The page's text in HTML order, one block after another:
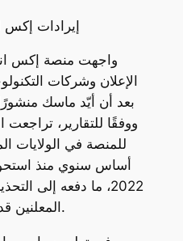
إيرادات إكس
واجهت منصة إكس
الإعلان وشركات
بعد أن أيّد ماسك
ووفقًا للتقارير، تراجعت
أساس سنوي منذ
2022، ما دفعه إلى
المعلنين قد يؤدي إلى إفلاس الشركة.